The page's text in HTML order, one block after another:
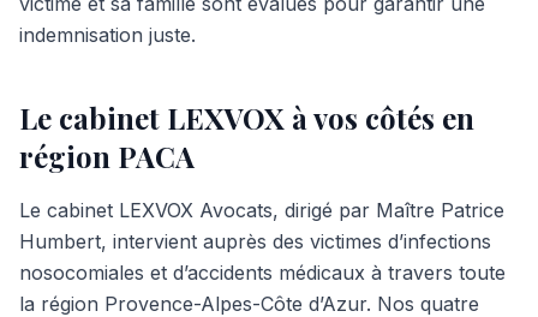
indemnisation juste.
Le cabinet LEXVOX à vos côtés en
région PACA
Le cabinet LEXVOX Avocats, dirigé par Maître Patrice
Humbert, intervient auprès des victimes d’infections
nosocomiales et d’accidents médicaux à travers toute
la région Provence-Alpes-Côte d’Azur. Nos quatre